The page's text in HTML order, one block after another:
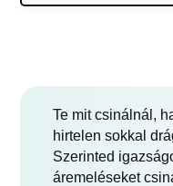
Te mit csinálnál,
hirtelen sokkal
Szerinted
áremeléseket